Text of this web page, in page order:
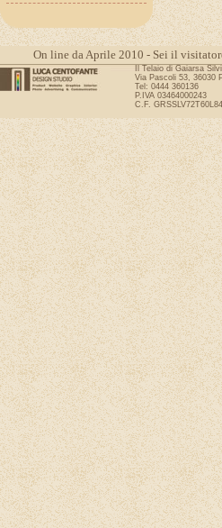
On line da Aprile 2010 - Sei il
Il Telaio di Gaiarsa
Via Pascoli 53, 36030
Tel: 0444 360136
P.IVA 03464000243
C.F.